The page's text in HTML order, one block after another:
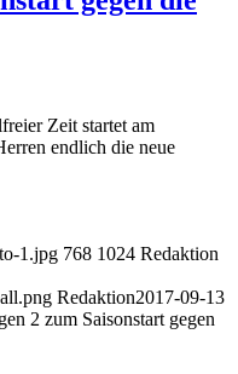
Zeit startet am
endlich die neue
1.jpg 768 1024 Redaktion
Redaktion2017-09-13
2 zum Saisonstart gegen